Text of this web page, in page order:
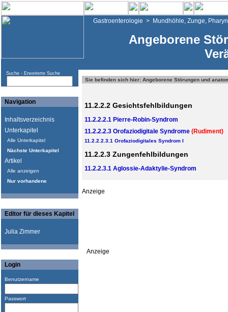
Gastroenterologie > Mundhöhle, Zunge,
Angeborene
Suche - Erweiterte Suche
Navigation
Inhaltsverzeichnis
Unterkapitel
Alle Unterkapitel
Nächste Unterkapitel
Artikel
Alle anzeigen
Nur vorhandene
Editor für dieses Kapitel
Julia Zimmer
Login
Benutzername
Passwort
Sie befinden sich hier: Angeborene Störungen und
11.2.2.2 Gesichtsfehlbildungen
11.2.2.2.1 Pierre-Robin-Syndrom
11.2.2.2.3 Orofaziodigitale Syndrome (Rudiment)
11.2.2.2.3.1 Orofaziodigitales Syndrom I
11.2.2.3 Zungenfehlbildungen
11.2.2.3.1 Aglossie-Adaktylie-Syndrom
Anzeige
Anzeige